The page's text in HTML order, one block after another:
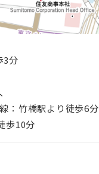
3分
：竹橋駅より徒歩6分
歩10分